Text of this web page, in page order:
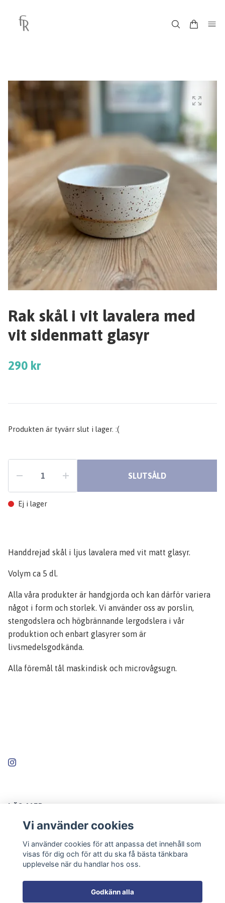
Rak skål i vit lavalera med
vit sidenmatt glasyr
290 kr
Produkten är tyvärr slut i lager. :(
SLUTSÅLD
Ej i lager
Handdrejad skål i ljus lavalera med vit matt glasyr.
Volym ca 5 dl.
Alla våra produkter är handgjorda och kan därför variera
något i form och storlek. Vi använder oss av porslin,
stengodslera och högbrännande lergodslera i vår
produktion och enbart glasyrer som är
livsmedelsgodkända.
Alla föremål tål maskindisk och microvågsugn.
LÄS MER
Köpvillkor
Kontakta oss
Prenumerera på nyhetsbrev
Vi använder cookies
Vi använder cookies för att anpassa det innehåll som
visas för dig och för att du ska få bästa tänkbara
upplevelse när du handlar hos oss.
Godkänn alla